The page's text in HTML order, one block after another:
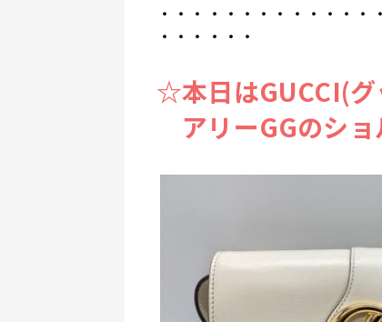
・・・・・・・・・・・・
・・・・・・
☆本日はGUCCI(グ
アリーGGのショ